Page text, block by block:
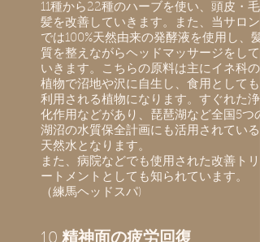
11種から22種のハーブを使い、頭皮・毛
髪を改善していきます。また、当サロン
では100%天然由来の発酵液を使用し、髪
質を整えながらヘッドマッサージをして
いきます。こちらの原料は主にイネ科の
植物で沼地や沢に自生し、食用としても
利用される植物になります。すぐれた浄
化作用などがあり、琵琶湖など全国5つの
湖沼の水質保全計画にも活用されている
天然水となります。
また、病院などでも使用された改善トリ
ートメントとしても知られています。
（練馬ヘッドスパ)
10 精神面の疲労回復